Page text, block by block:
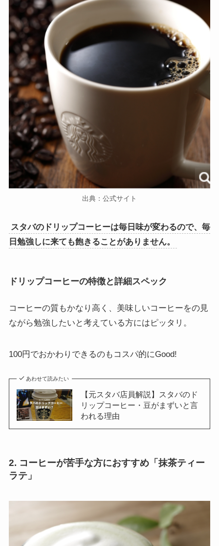
出典：公式サイト
スタバのドリップコーヒーは毎日味が変わるので、毎
日勉強しに来ても飽きることがありません。
ドリップコーヒーの特徴と詳細スペック
コーヒーの質もかなり高く、美味しいコーヒーをの見
ながら勉強したいと考えている方にはピッタリ。
100円でおかわりできるのもコスパ的にGood!
あわせて読みたい
【元スタバ店員解説】スタバのド
リップコーヒー・豆がまずいと言
われる理由
2. コーヒーが苦手な方におすすめ「抹茶ティー
ラテ」